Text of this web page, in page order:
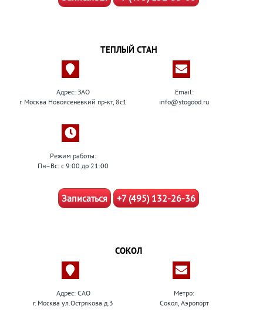
ТЕПЛЫЙ СТАН
Адрес: ЗАО
г. Москва Новоясеневкий пр-кт, 8с1
Email:
info@stogood.ru
Режим работы:
Пн–Вс: с 9:00 до 21:00
Записаться +7 (495) 132-26-36
СОКОЛ
Адрес: САО
г. Москва ул.Острякова д.3
Метро:
Сокол, Аэропорт